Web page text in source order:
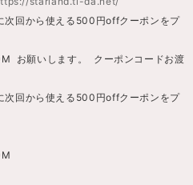
回から使える500円offクーポンをプ
お願いします。 クーポンコードお渡
回から使える500円offクーポンをプ